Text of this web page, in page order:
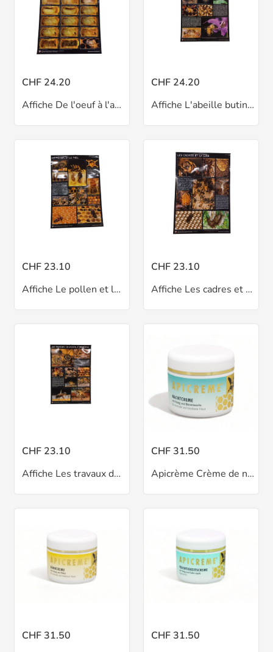
CHF 24.20
Affiche De l'oeuf à l'abeille
CHF 24.20
Affiche L'abeille butineuse
CHF 23.10
Affiche Le pollen et le miel
CHF 23.10
Affiche Les cadres et la cire
CHF 23.10
Affiche Les travaux de l'abeille ouvrière
CHF 31.50
Apicrème Crème de nuit
CHF 31.50
CHF 31.50